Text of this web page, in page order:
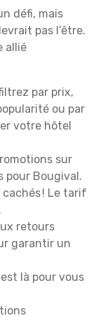
défi, mais
pas l’être.
allié
par prix,
ou par
votre hôtel
sur
pour Bougival.
! Le tarif
retours
garantir un
là pour vous